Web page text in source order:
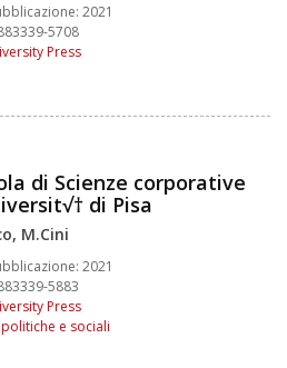
2021
5708
Press
di Scienze corporative
di Pisa
M.Cini
2021
5883
Press
politiche e sociali